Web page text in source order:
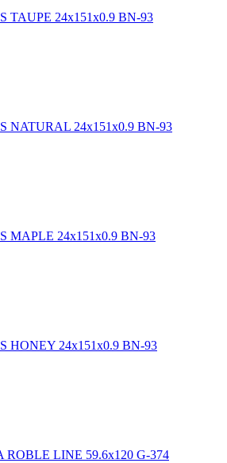
TAUPE 24х151x0.9 BN-93
NATURAL 24х151x0.9 BN-93
MAPLE 24х151x0.9 BN-93
HONEY 24х151x0.9 BN-93
ROBLE LINE 59.6х120 G-374